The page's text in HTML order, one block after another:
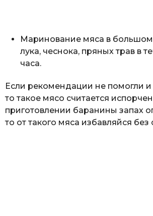
Маринование мяса в большом
лука, чеснока, пряных трав в
часа.
Если рекомендации не помогли и
то такое мясо считается
приготовлении баранины запах
то от такого мяса избавляйся